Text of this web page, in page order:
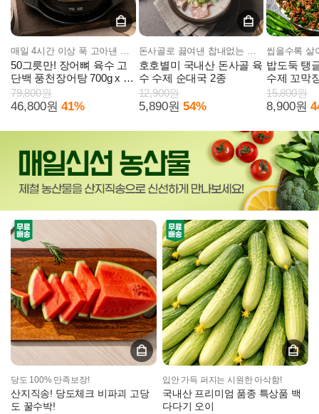
매일 4시간 이상 푹 고아낸 깊은 육수의 맛!
50그릇만! 장어뼈 육수 고
단백 풍천장어탕 700g x 4
팩
79,800원
46,800원 41%
돈사골로 끓여낸 찹내없는 깔끔한 국물의 맛
호호별미 국내산 돈사골 육
수 수제 순대국 2종
12,900원
5,890원 54%
밥도둑 탱
수제 꼬막
15,800원
8,900원
당도 100% 만족보장!
산지직송! 당도체크 비파괴 고당
도 꿀수박!
입안 가득 퍼지는 시원한 아삭함!
국내산 프리미엄 품종 특상품 백
다다기 오이